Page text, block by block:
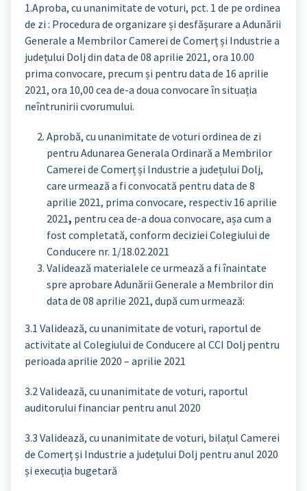
1.Aproba, cu unanimitate de voturi, pct. 1 de pe ordinea
de zi : Procedura de organizare și desfășurare a Adunării
Generale a Membrilor Camerei de Comerț și Industrie a
județului Dolj din data de 08 aprilie 2021, ora 10.00
prima convocare, precum și pentru data de 16 aprilie
2021, ora 10,00 cea de-a doua convocare în situația
neîntrunirii cvorumului.
Aprobă, cu unanimitate de voturi ordinea de zi
pentru Adunarea Generala Ordinară a Membrilor
Camerei de Comerț și Industrie a județului Dolj,
care urmează a fi convocată pentru data de 8
aprilie 2021, prima convocare, respectiv 16 aprilie
2021, pentru cea de-a doua convocare, așa cum a
fost completată, conform deciziei Colegiului de
Conducere nr. 1/18.02.2021
Validează materialele ce urmează a fi înaintate
spre aprobare Adunării Generale a Membrilor din
data de 08 aprilie 2021, după cum urmează:
3.1 Validează, cu unanimitate de voturi, raportul de
activitate al Colegiului de Conducere al CCI Dolj pentru
perioada aprilie 2020 – aprilie 2021
3.2 Validează, cu unanimitate de voturi, raportul
auditorului financiar pentru anul 2020
3.3 Validează, cu unanimitate de voturi, bilațul Camerei
de Comerț și Industrie a județului Dolj pentru anul 2020
și execuția bugetară